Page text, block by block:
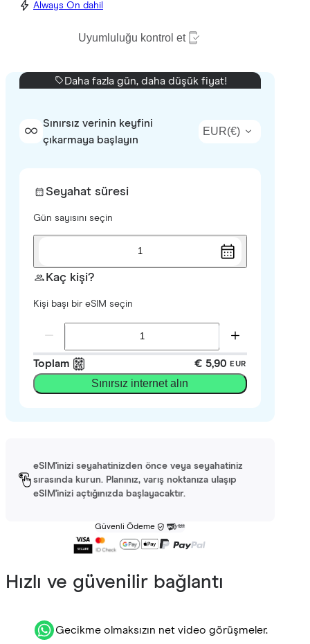
Always On dahil
Uyumluluğu kontrol et
Daha fazla gün, daha düşük fiyat!
Sınırsız verinin keyfini
çıkarmaya başlayın
EUR(€)
Seyahat süresi
Gün sayısını seçin
1
Kaç kişi?
Kişi başı bir eSIM seçin
Toplam € 5,90 EUR
Sınırsız internet alın
eSIM'inizi seyahatinizden önce veya seyahatiniz
sırasında kurun. Planınız, varış noktanıza ulaşıp
eSIM'inizi açtığınızda başlayacaktır.
Güvenli Ödeme
Hızlı ve güvenilir bağlantı
Gecikme olmaksızın net video görüşmeler.